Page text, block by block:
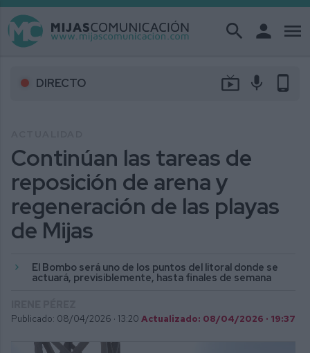
search person menu
DIRECTO live_tv mic phone_android
Continúan las tareas de
reposición de arena y
regeneración de las playas
de Mijas
El Bombo será uno de los puntos del litoral donde se
actuará, previsiblemente, hasta finales de semana
Publicado: 08/04/2026 · 13:20 Actualizado: 08/04/2026 · 19:37